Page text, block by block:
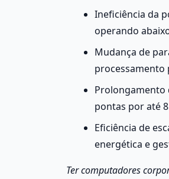
Ineficiência da
operando
Mudança de
processamento
Prolongamento
pontas por até
Eficiência de
energética e
Ter computadores